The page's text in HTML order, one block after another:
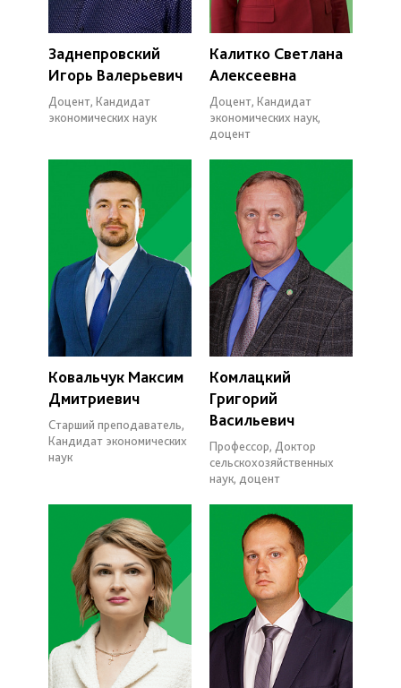
Заднепровский
Игорь Валерьевич
Доцент, Кандидат
экономических наук
Калитко Светлана
Алексеевна
Доцент, Кандидат
экономических наук,
доцент
Ковальчук Максим
Дмитриевич
Старший преподаватель,
Кандидат экономических
наук
Комлацкий
Григорий
Васильевич
Профессор, Доктор
сельскохозяйственных
наук, доцент